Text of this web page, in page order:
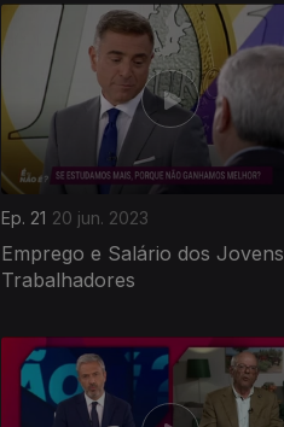
Ep. 21 20 jun. 2023
Emprego e Salário dos Jovens
Trabalhadores